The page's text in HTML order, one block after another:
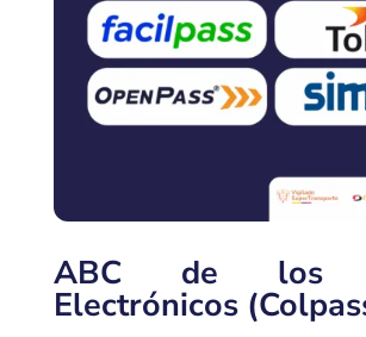
ABC de los
Electrónicos